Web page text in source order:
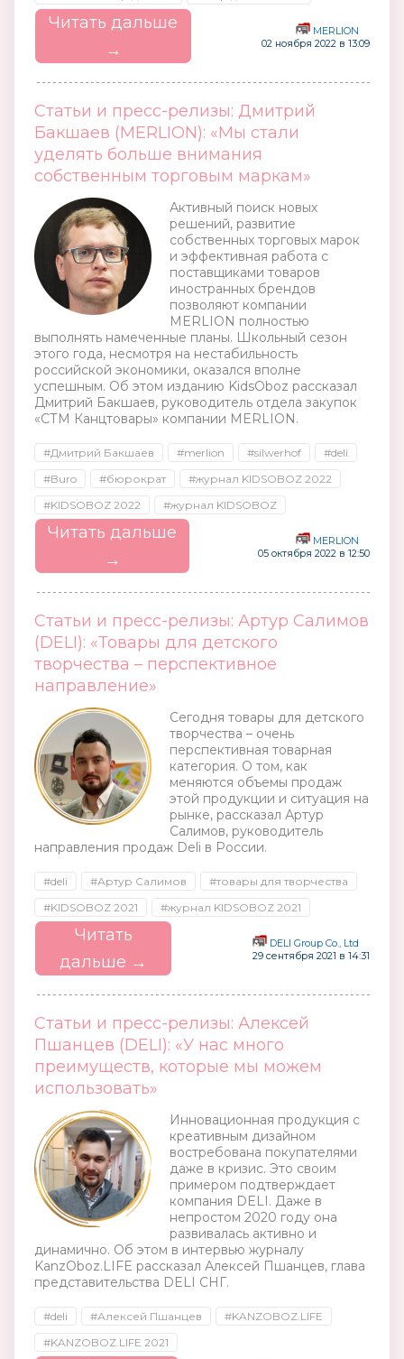
Читать дальше
→
MERLION
02 ноября 2022 в 13:09
Статьи и пресс-релизы: Дмитрий
Бакшаев (MERLION): «Мы стали
уделять больше внимания
собственным торговым маркам»
Активный поиск новых
решений, развитие
собственных торговых марок
и эффективная работа с
поставщиками товаров
иностранных брендов
позволяют компании
MERLION полностью
выполнять намеченные планы. Школьный сезон
этого года, несмотря на нестабильность
российской экономики, оказался вполне
успешным. Об этом изданию KidsOboz рассказал
Дмитрий Бакшаев, руководитель отдела закупок
«СТМ Канцтовары» компании MERLION.
#Дмитрий Бакшаев #merlion #silwerhof
#deli
#Buro
#бюрократ
#журнал KIDSOBOZ 2022
#KIDSOBOZ 2022
#журнал KIDSOBOZ
Читать дальше
→
MERLION
05 октября 2022 в 12:50
Статьи и пресс-релизы: Артур Салимов
(DELI): «Товары для детского
творчества – перспективное
направление»
Сегодня товары для детского
творчества – очень
перспективная товарная
категория. О том, как
меняются объемы продаж
этой продукции и ситуация на
рынке, рассказал Артур
Салимов, руководитель
направления продаж Deli в России.
#deli #Артур Салимов
#товары для творчества
#KIDSOBOZ 2021
#журнал KIDSOBOZ 2021
Читать
дальше →
DELI Group Co., Ltd
29 сентября 2021 в 14:31
Статьи и пресс-релизы: Алексей
Пшанцев (DELI): «У нас много
преимуществ, которые мы можем
использовать»
Инновационная продукция с
креативным дизайном
востребована покупателями
даже в кризис. Это своим
примером подтверждает
компания DELI. Даже в
непростом 2020 году она
развивалась активно и
динамично. Об этом в интервью журналу
KanzOboz.LIFE рассказал Алексей Пшанцев, глава
представительства DELI СНГ.
#deli #Алексей Пшанцев
#KANZOBOZ.LIFE
#KANZOBOZ.LIFE 2021